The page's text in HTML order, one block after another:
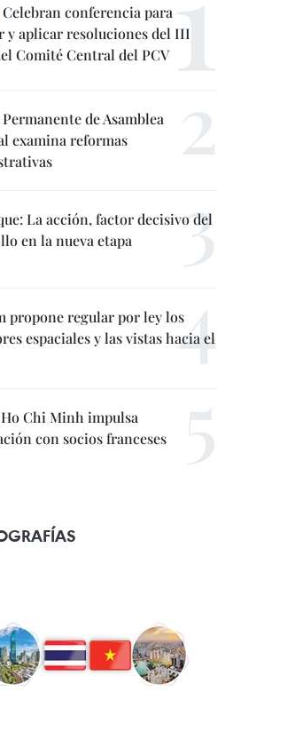
Celebran conferencia para
y aplicar resoluciones del III
Comité Central del PCV
de Asamblea
examina reformas
La acción, factor decisivo del
en la nueva etapa
propone regular por ley los
espaciales y las vistas hacia el
Chi Minh impulsa
con socios franceses